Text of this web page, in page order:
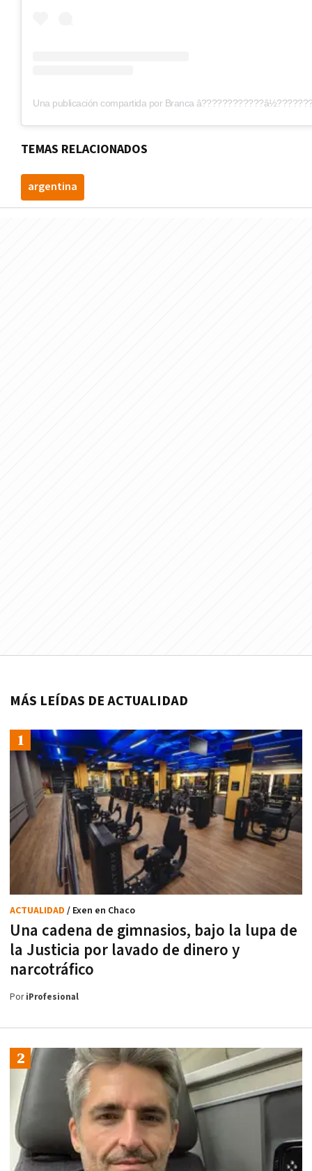
Una publicación compartida por Branca
TEMAS RELACIONADOS
argentina
MÁS LEÍDAS DE ACTUALIDAD
Una cadena de gimnasios, bajo la lupa de
la Justicia por lavado de dinero y
narcotráfico
ACTUALIDAD / Exen en Chaco
PoriProfesional